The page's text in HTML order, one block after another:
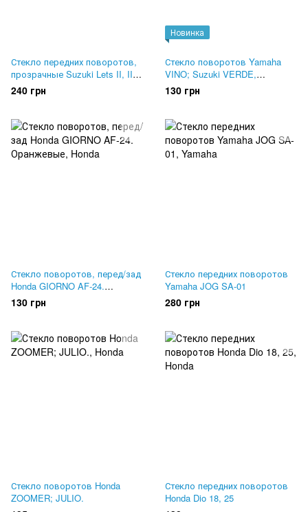
Стекло передних поворотов,
прозрачные Suzuki Lets II, III
"Бабочка"
240 грн
Новинка
Стекло поворотов Yamaha
VINO; Suzuki VERDE,
ПРОЗРАЧНЫЕ. SA
130 грн
Стекло поворотов, перед/зад
Honda GIORNO AF-24.
Оранжевые
130 грн
Стекло передних поворотов
Yamaha JOG SA-01
280 грн
Стекло поворотов Honda
ZOOMER; JULIO.
Стекло передних поворотов
Honda Dio 18, 25